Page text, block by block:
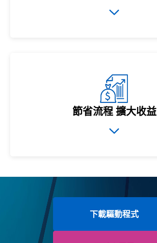
節省流程 擴大收益
下載驅動程式